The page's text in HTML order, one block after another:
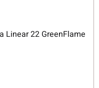
Linear 22 GreenFlame